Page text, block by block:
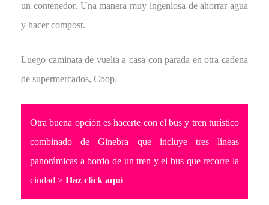
un contenedor. Una manera muy ingeniosa de ahorrar agua
y hacer compost.
Luego caminata de vuelta a casa con parada en otra cadena
de supermercados, Coop.
Otra buena opción es hacerte con el bus y tren turístico
combinado de Ginebra que incluye tres líneas
panorámicas a bordo de un tren y el bus que recorre la
ciudad > Haz click aquí